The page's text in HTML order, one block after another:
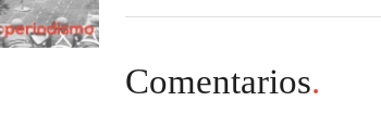
Comentarios.